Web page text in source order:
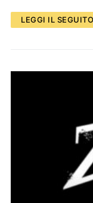
LEGGI IL